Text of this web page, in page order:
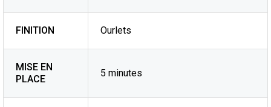
FINITION Ourlets
MISE EN
PLACE
5 minutes